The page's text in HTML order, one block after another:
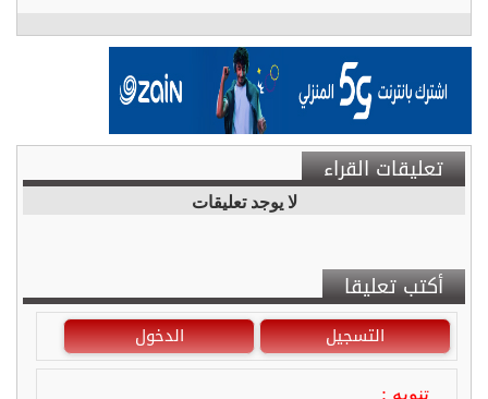
تعليقات القراء
لا يوجد تعليقات
أكتب تعليقا
التسجيل الدخول
تنويه :